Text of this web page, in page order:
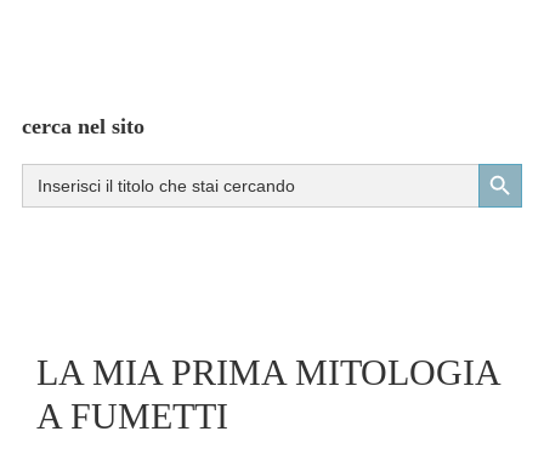
cerca nel sito
Search
for:
Search Button
LA MIA PRIMA MITOLOGIA
A FUMETTI